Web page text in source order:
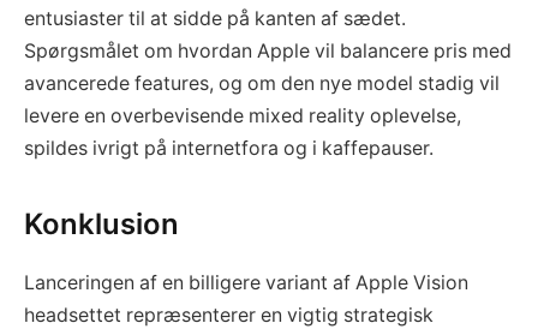
entusiaster til at sidde på kanten af sædet.
Spørgsmålet om hvordan Apple vil balancere pris med
avancerede features, og om den nye model stadig vil
levere en overbevisende mixed reality oplevelse,
spildes ivrigt på internetfora og i kaffepauser.
Konklusion
Lanceringen af en billigere variant af Apple Vision
headsettet repræsenterer en vigtig strategisk